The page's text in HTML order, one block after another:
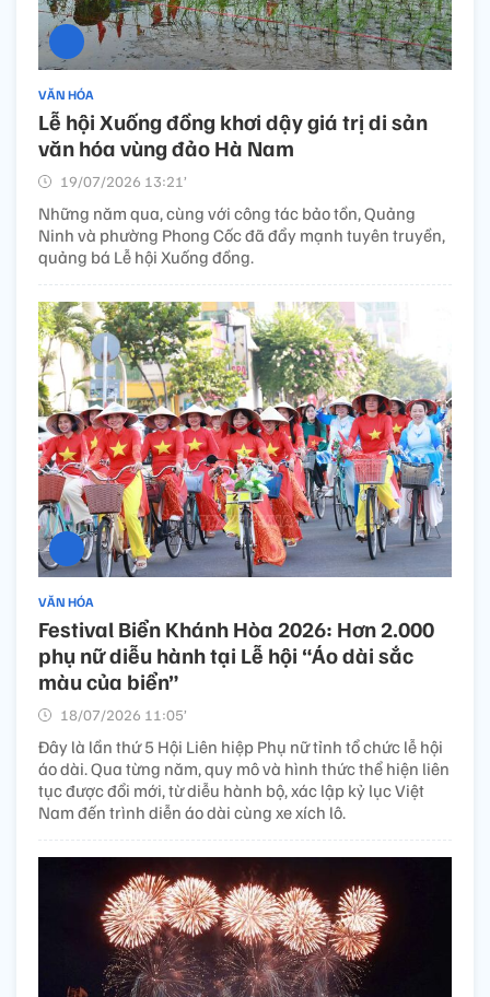
VĂN HÓA
Lễ hội Xuống đồng khơi dậy giá trị di sản
văn hóa vùng đảo Hà Nam
19/07/2026 13:21’
Những năm qua, cùng với công tác bảo tồn, Quảng
Ninh và phường Phong Cốc đã đẩy mạnh tuyên truyền,
quảng bá Lễ hội Xuống đồng.
VĂN HÓA
Festival Biển Khánh Hòa 2026: Hơn 2.000
phụ nữ diễu hành tại Lễ hội “Áo dài sắc
màu của biển”
18/07/2026 11:05’
Đây là lần thứ 5 Hội Liên hiệp Phụ nữ tỉnh tổ chức lễ hội
áo dài. Qua từng năm, quy mô và hình thức thể hiện liên
tục được đổi mới, từ diễu hành bộ, xác lập kỷ lục Việt
Nam đến trình diễn áo dài cùng xe xích lô.